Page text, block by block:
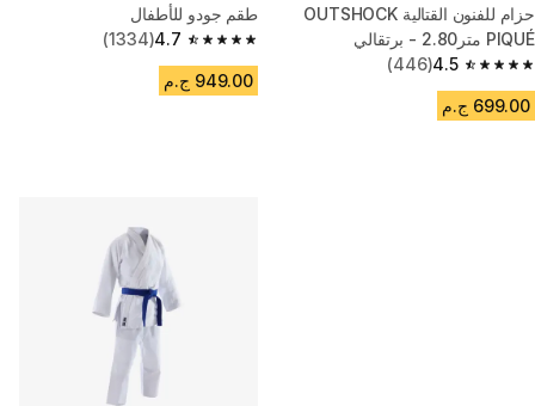
حزام للفنون القتالية OUTSHOCK
PIQUÉ متر2.80 - برتقالي
4.5
4.5 out of 5 stars from 446 reviews
(446)
699.00 ج.م
طقم جودو للأطفال
4.7
4.7 out of 5 stars from 1334 reviews
(1334)
949.00 ج.م